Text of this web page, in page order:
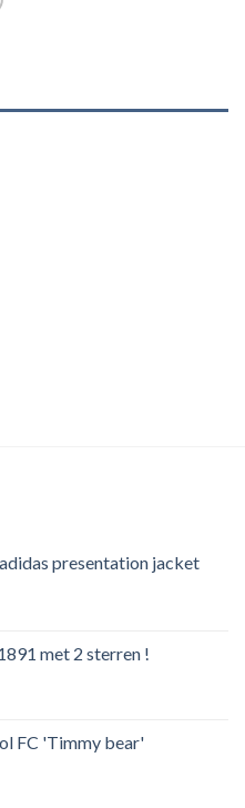
presentation jacket
met 2 sterren !
FC 'Timmy bear'